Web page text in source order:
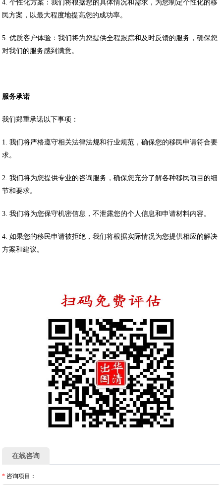
4. 个性化方案：我们将根据您的具体情况和需求，为您制定个性化的移
民方案，以最大程度地提高您的成功率。
5. 优质客户体验：我们将为您提供全程跟踪和及时反馈的服务，确保您
对我们的服务感到满意。
服务承诺
我们郑重承诺以下事项：
1. 我们将严格遵守相关法律法规和行业规范，确保您的移民申请符合要
求。
2. 我们将为您提供专业的咨询服务，确保您充分了解各种移民项目的细
节和要求。
3. 我们将为您保守机密信息，不泄露您的个人信息和申请材料内容。
4. 如果您的移民申请被拒绝，我们将根据实际情况为您提供相应的解决
方案和建议。
在线咨询
* 咨询项目：